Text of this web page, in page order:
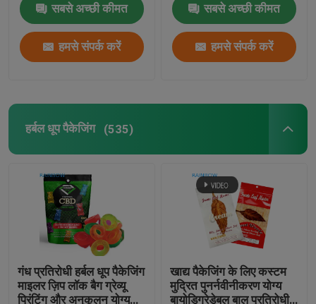
सबसे अच्छी कीमत
हमसे संपर्क करें
सबसे अच्छी कीमत
हमसे संपर्क करें
हर्बल धूप पैकेजिंग (535)
गंध प्रतिरोधी हर्बल धूप पैकेजिंग
माइलर ज़िप लॉक बैग ग्रेव्यू
प्रिंटिंग और अनुकूलन योग्य
खाद्य पैकेजिंग के लिए कस्टम
मुद्रित पुनर्नवीनीकरण योग्य
बायोडिग्रेडेबल बाल प्रतिरोधी